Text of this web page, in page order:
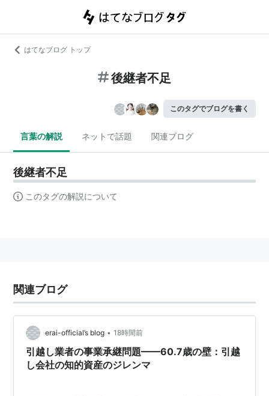
はてなブログ トップ
後継者不足
このタグでブログを書く
言葉の解説 ネットで話題 関連ブログ
後継者不足
このタグの解説について
関連ブログ
erai-official’s blog • 18時間前
引越し業者の事業承継問題——60.7歳の壁：引越
し会社の知的資産のジレンマ